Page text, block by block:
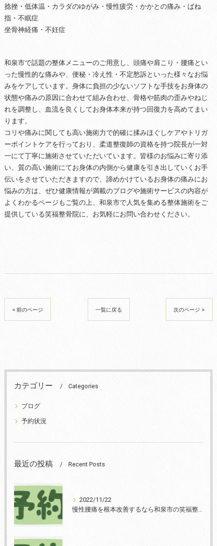
捻挫・低体温・カラダのゆがみ・慢性疲労・かかとの痛み・ばね
指・不眠症
坐骨神経痛・不妊症
和泉市で話題の整体メニューのご用意し、頭痛や肩こり・腰痛とい
った慢性的な痛みや、便秘・冷え性・不定愁訴といった様々なお悩
みをケアしています。身体に負担の少ないソフトな手技をお身体の
状態や痛みの原因に合わせて組み合わせ、骨格や筋肉の歪みやねじ
れを調整し、血流を良くしてお身体本来が持つ回復力を高めてまい
ります。
コリや痛みに関しても高い施術力で的確に揉みほぐしケアやトリガ
ーポイントケアを行っており、柔道整復師の資格を持つ院長が一対
一にて丁寧に施術させていただいています。皆様のお悩みに寄り添
い、質の高い施術にてお身体の内側から健康を引き出していくお手
伝いをさせていただきますので、諦めかけているお身体の痛みにお
悩みの方は、ぜひ健康情報が満載のブログや施術サービスの内容が
よくわかるページもご覧の上、和泉市で人気を集める整体施術をご
提供している笑福整骨院に、お気軽にお問い合わせください。
< 前のページ 一覧に戻る 次のページ >
カテゴリー Categories
ブログ
予約状況
最近の投稿 Recent Posts
2022/11/22
慢性腰痛を根本改善するなら和泉市の笑福整骨院【2022年11月22日の予約状況】